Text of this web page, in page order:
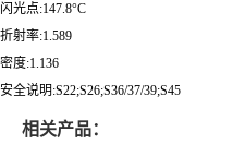
闪光点:147.8°C
折射率:1.589
密度:1.136
安全说明:S22;S26;S36/37/39;S45
相关产品：